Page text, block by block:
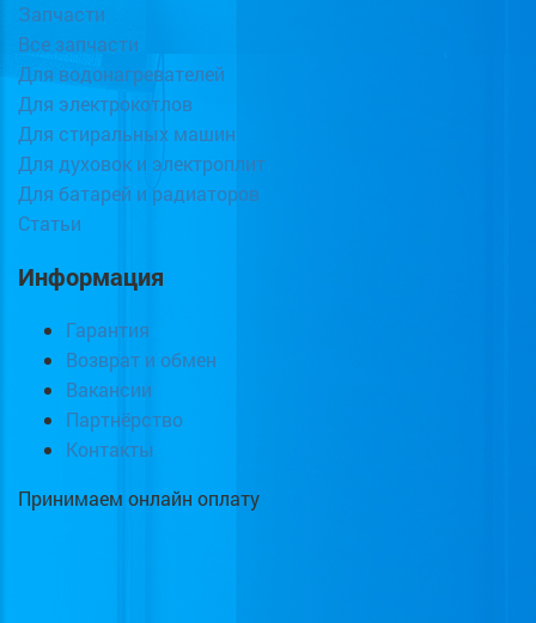
Запчасти
Все запчасти
Для водонагревателей
Для электрокотлов
Для стиральных машин
Для духовок и электроплит
Для батарей и радиаторов
Статьи
Информация
Гарантия
Возврат и обмен
Вакансии
Партнёрство
Контакты
Принимаем онлайн оплату